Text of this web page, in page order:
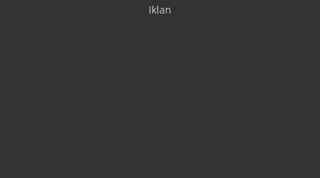
Iklan